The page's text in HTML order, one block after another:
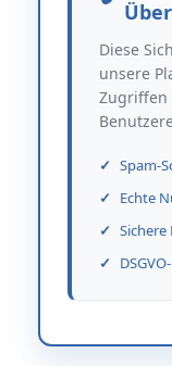
Diese
unsere
Zugriffen
Spam-
Echte
Sichere